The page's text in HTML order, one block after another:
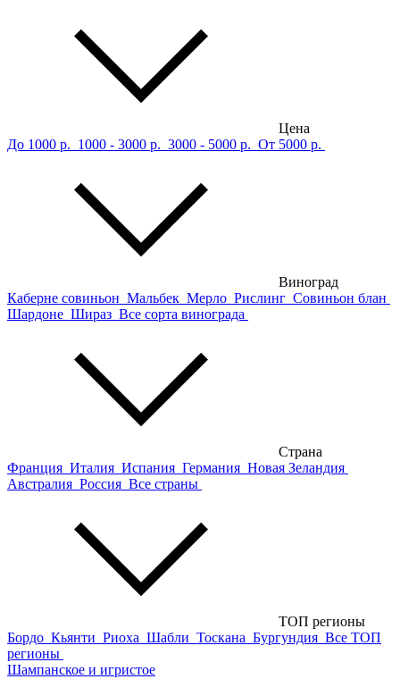
Цена
До 1000 р. 1000 - 3000 р. 3000 - 5000 р. От 5000 р.
Виноград
Каберне совиньон Мальбек Мерло Рислинг Совиньон блан
Шардоне Шираз Все сорта винограда
Страна
Франция Италия Испания Германия Новая Зеландия
Австралия Россия Все страны
ТОП регионы
Бордо Кьянти Риоха Шабли Тоскана Бургундия Все ТОП
регионы
Шампанское и игристое